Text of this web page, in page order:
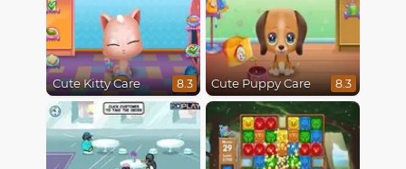
Cute Kitty Care 8.3 Cute Puppy Care 8.3